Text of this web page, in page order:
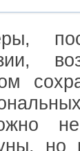
не
но